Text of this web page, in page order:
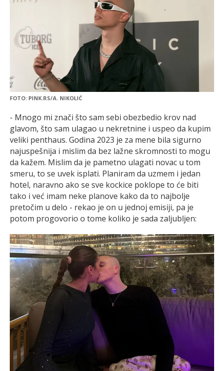
FOTO: PINK.RS/A. NIKOLIĆ
- Mnogo mi znači što sam sebi obezbedio krov nad
glavom, što sam ulagao u nekretnine i uspeo da kupim
veliki penthaus. Godina 2023 je za mene bila sigurno
najuspešnija i mislim da bez lažne skromnosti to mogu
da kažem. Mislim da je pametno ulagati novac u tom
smeru, to se uvek isplati. Planiram da uzmem i jedan
hotel, naravno ako se sve kockice poklope to će biti
tako i već imam neke planove kako da to najbolje
pretočim u delo - rekao je on u jednoj emisiji, pa je
potom progovorio o tome koliko je sada zaljubljen: